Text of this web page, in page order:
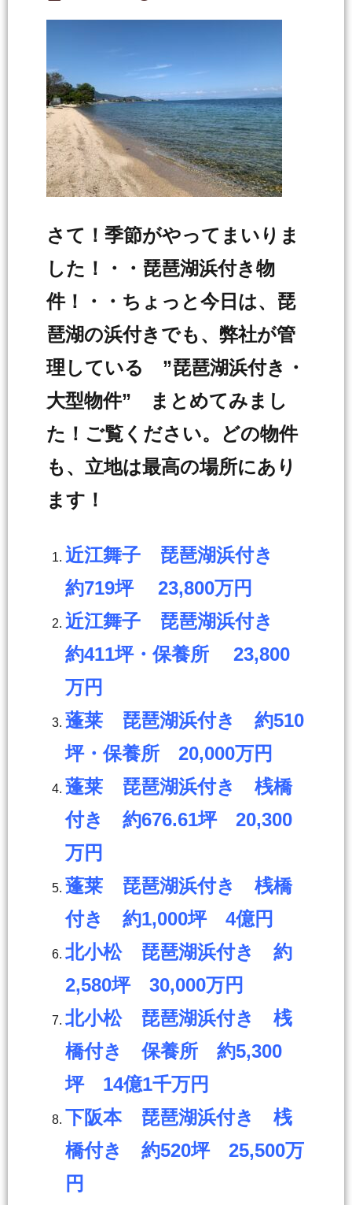
さて！季節がやってまいりま
した！・・琵琶湖浜付き物
件！・・ちょっと今日は、琵
琶湖の浜付きでも、弊社が管
理している ”琵琶湖浜付き・
大型物件” まとめてみまし
た！ご覧ください。どの物件
も、立地は最高の場所にあり
ます！
近江舞子 琵琶湖浜付き
約719坪 23,800万円
近江舞子 琵琶湖浜付き
約411坪・保養所 23,800
万円
蓬莱 琵琶湖浜付き 約510
坪・保養所 20,000万円
蓬莱 琵琶湖浜付き 桟橋
付き 約676.61坪 20,300
万円
蓬莱 琵琶湖浜付き 桟橋
付き 約1,000坪 4億円
北小松 琵琶湖浜付き 約
2,580坪 30,000万円
北小松 琵琶湖浜付き 桟
橋付き 保養所 約5,300
坪 14億1千万円
下阪本 琵琶湖浜付き 桟
橋付き 約520坪 25,500万
円